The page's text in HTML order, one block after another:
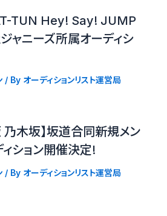
TUN Hey! Say! JUMP
ャニーズ所属オーディシ
/ By オーディションリスト運営局
乃木坂】坂道合同新規メン
ション開催決定!
/ By オーディションリスト運営局